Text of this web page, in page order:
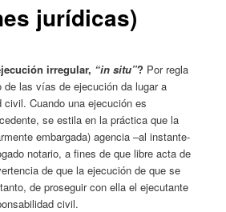
jurídicas)
irregular, “in situ”? Por regla
de las vías de ejecución da lugar a
civil. Cuando una ejecución es
se estila en la práctica que la
embargada) agencia –al instante-
notario, a fines de que libre acta de
de que la ejecución de que se
de proseguir con ella el ejecutante
civil.